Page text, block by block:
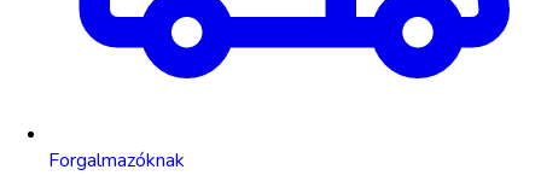
Forgalmazóknak